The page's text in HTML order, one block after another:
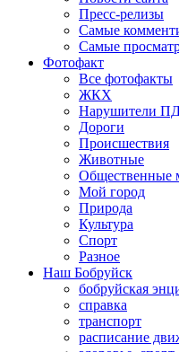
Пресс-релизы
Самые
Самые
Фотофакт
Все фотофакты
ЖКХ
Нарушители
Дороги
Происшествия
Животные
Общественные
Мой город
Природа
Культура
Спорт
Разное
Наш Бобруйск
бобруйская
справка
транспорт
расписание